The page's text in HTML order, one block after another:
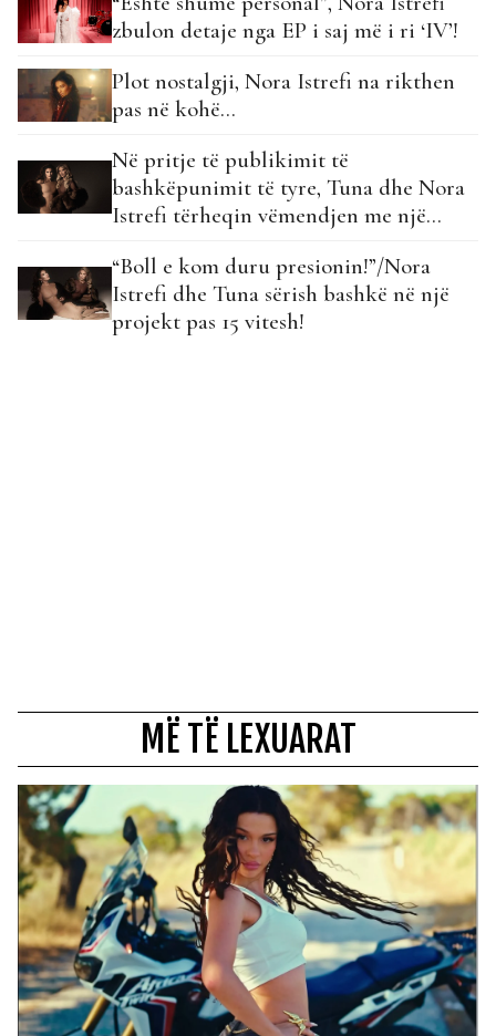
zbulon detaje nga EP i saj më i ri ‘IV’!
Plot nostalgji, Nora Istrefi na rikthen
pas në kohë…
Në pritje të publikimit të
bashkëpunimit të tyre, Tuna dhe Nora
Istrefi tërheqin vëmendjen me një
“Boll e kom duru presionin!”/Nora
Istrefi dhe Tuna sërish bashkë në një
projekt pas 15 vitesh!
MË TË LEXUARAT